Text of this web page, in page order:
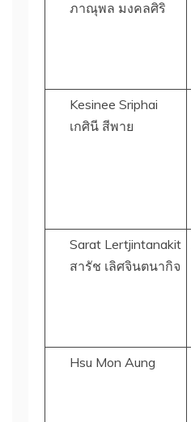
ภาณุพล มงคลศิริ
Kesinee Sriphai
เกศินี สีพาย
Sarat Lertjintanakit
สารัช เลิศจินตนากิจ
Hsu Mon Aung